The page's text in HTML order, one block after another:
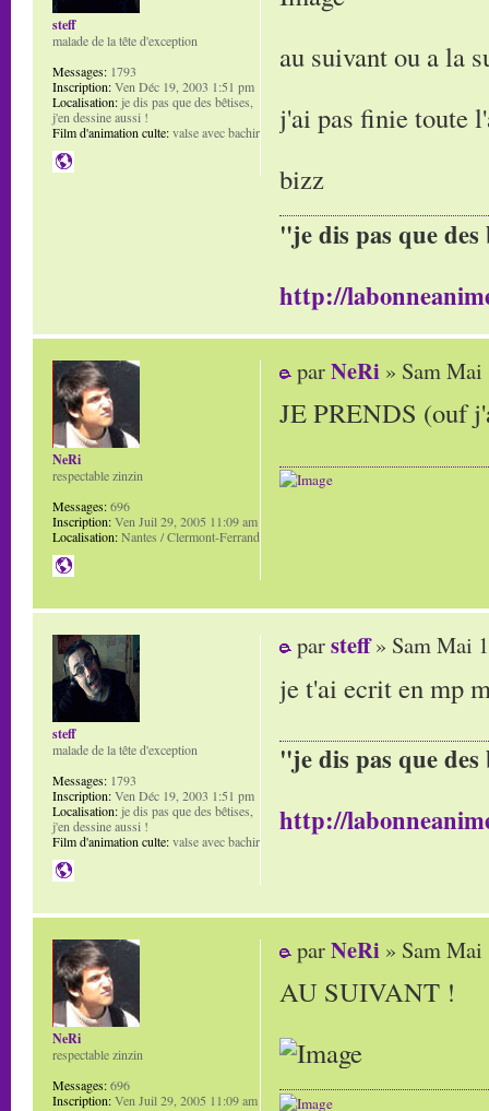
au suivant ou a la
j'ai pas finie toute
bizz
"je dis pas que
http://
steff
malade de la tête d'exception
Messages: 1793
Inscription:Ven Déc 19, 2003 1:51 pm
Localisation:je dis pas que des bêtises,
j'en dessine aussi !
Film d'animation culte:valse avec bachir
parNeRi » Sam Mai
JE PRENDS (ouf
NeRi
respectable zinzin
Messages:696
Inscription:Ven Juil 29, 2005 11:09 am
Localisation:Nantes / Clermont-Ferrand
parsteff» Sam Mai
je t'ai ecrit en mp
"je dis pas que
http://
steff
malade de la tête d'exception
Messages: 1793
Inscription:Ven Déc 19, 2003 1:51 pm
Localisation:je dis pas que des bêtises,
j'en dessine aussi !
Film d'animation culte:valse avec bachir
parNeRi » Sam
AU SUIVANT !
NeRi
respectable zinzin
Messages:696
Inscription:Ven Juil 29, 2005 11:09 am